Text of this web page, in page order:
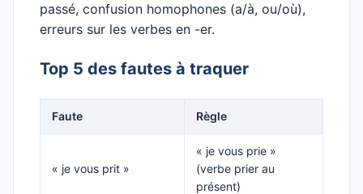
passé, confusion homophones (a/à, ou/où),
erreurs sur les verbes en -er.
Top 5 des fautes à traquer
Faute Règle
« je vous prit »
« je vous prie »
(verbe prier au
présent)